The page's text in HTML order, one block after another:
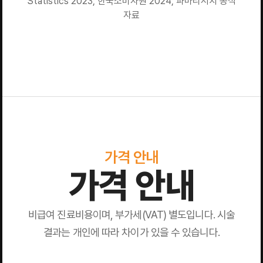
자료
가격 안내
가격 안내
비급여 진료비용이며, 부가세(VAT) 별도입니다. 시술
결과는 개인에 따라 차이가 있을 수 있습니다.